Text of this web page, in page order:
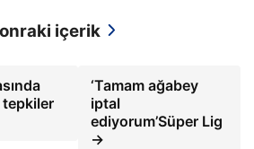
içerik
tepkiler
‘Tamam ağabey
iptal
ediyorum’Süper Lig
→